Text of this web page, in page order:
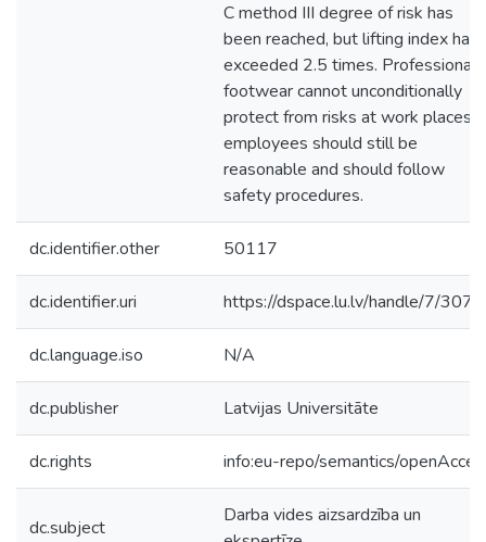
C method III degree of risk has
been reached, but lifting index has
exceeded 2.5 times. Professional
footwear cannot unconditionally
protect from risks at work places,
employees should still be
reasonable and should follow
safety procedures.
dc.identifier.other 50117
dc.identifier.uri https://dspace.lu.lv/handle/7/
dc.language.iso N/A
dc.publisher Latvijas Universitāte
dc.rights info:eu-repo/semantics/
dc.subject
Darba vides aizsardzība un